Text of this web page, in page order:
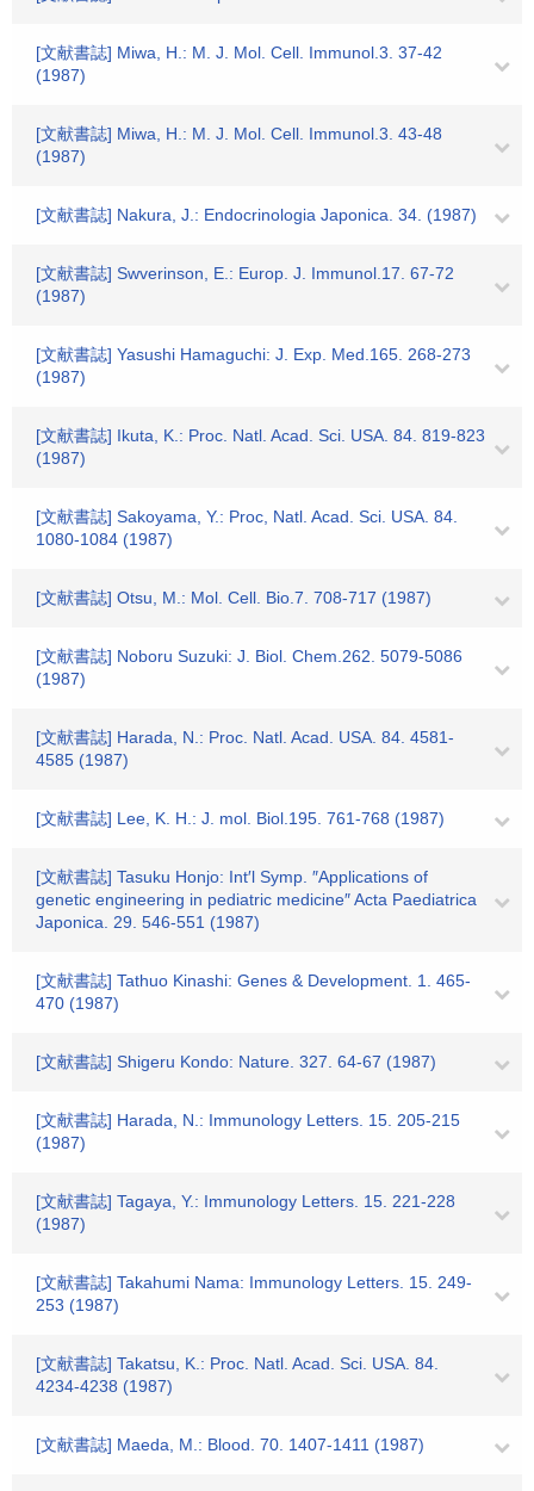
[文献書誌] Miwa, H.: M. J. Mol. Cell. Immunol.3. 37-42
(1987)
[文献書誌] Miwa, H.: M. J. Mol. Cell. Immunol.3. 43-48
(1987)
[文献書誌] Nakura, J.: Endocrinologia Japonica. 34. (1987)
[文献書誌] Swverinson, E.: Europ. J. Immunol.17. 67-72
(1987)
[文献書誌] Yasushi Hamaguchi: J. Exp. Med.165. 268-273
(1987)
[文献書誌] Ikuta, K.: Proc. Natl. Acad. Sci. USA. 84. 819-823
(1987)
[文献書誌] Sakoyama, Y.: Proc, Natl. Acad. Sci. USA. 84.
1080-1084 (1987)
[文献書誌] Otsu, M.: Mol. Cell. Bio.7. 708-717 (1987)
[文献書誌] Noboru Suzuki: J. Biol. Chem.262. 5079-5086
(1987)
[文献書誌] Harada, N.: Proc. Natl. Acad. USA. 84. 4581-
4585 (1987)
[文献書誌] Lee, K. H.: J. mol. Biol.195. 761-768 (1987)
[文献書誌] Tasuku Honjo: Int′l Symp. ″Applications of
genetic engineering in pediatric medicine″ Acta Paediatrica
Japonica. 29. 546-551 (1987)
[文献書誌] Tathuo Kinashi: Genes & Development. 1. 465-
470 (1987)
[文献書誌] Shigeru Kondo: Nature. 327. 64-67 (1987)
[文献書誌] Harada, N.: Immunology Letters. 15. 205-215
(1987)
[文献書誌] Tagaya, Y.: Immunology Letters. 15. 221-228
(1987)
[文献書誌] Takahumi Nama: Immunology Letters. 15. 249-
253 (1987)
[文献書誌] Takatsu, K.: Proc. Natl. Acad. Sci. USA. 84.
4234-4238 (1987)
[文献書誌] Maeda, M.: Blood. 70. 1407-1411 (1987)